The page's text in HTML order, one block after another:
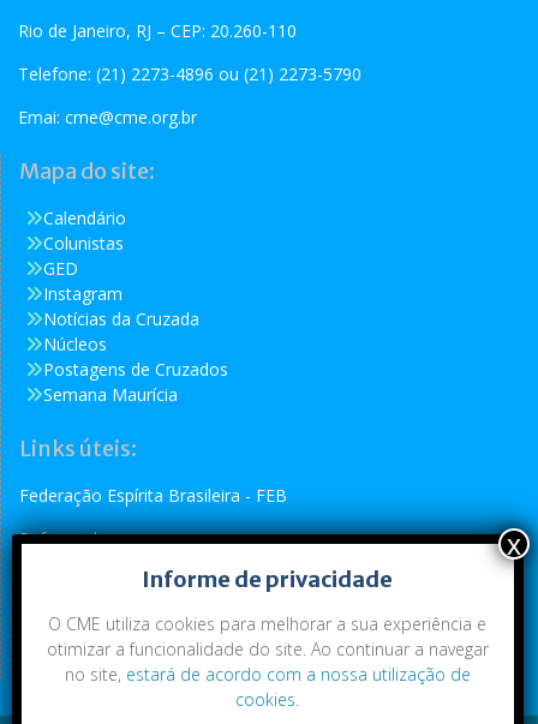
Rio de Janeiro, RJ – CEP: 20.260-110
Telefone: (21) 2273-4896 ou (21) 2273-5790
Emai: cme@cme.org.br
Mapa do site:
Calendário
Colunistas
GED
Instagram
Notícias da Cruzada
Núcleos
Postagens de Cruzados
Semana Maurícia
Links úteis:
Federação Espírita Brasileira - FEB
Reformador
Conselho Espírita Internacional - CEI
Informe de privacidade
O CME utiliza cookies para melhorar a sua experiência e
otimizar a funcionalidade do site. Ao continuar a navegar
no site, estará de acordo com a nossa utilização de
cookies.